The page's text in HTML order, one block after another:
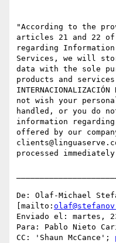
"According to the
articles 21 and 22 of
regarding Information
Services, we will
data with the sole
products and services
not wish your
handled, or you do
information
offered by our
processed
De: Olaf-Michael
[mailto:
Enviado el: martes,
Para: Pablo Nieto
CC: 'Shaun McCance';